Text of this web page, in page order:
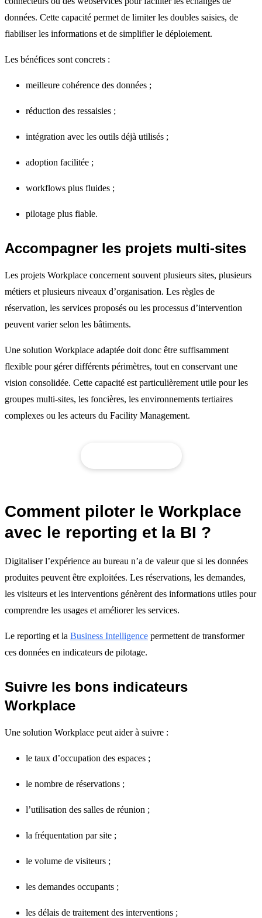
données. Cette capacité permet de limiter les doubles saisies, de
fiabiliser les informations et de simplifier le déploiement.
Les bénéfices sont concrets :
meilleure cohérence des données ;
réduction des ressaisies ;
intégration avec les outils déjà utilisés ;
adoption facilitée ;
workflows plus fluides ;
pilotage plus fiable.
Accompagner les projets multi-sites
Les projets Workplace concernent souvent plusieurs sites, plusieurs
métiers et plusieurs niveaux d’organisation. Les règles de
réservation, les services proposés ou les processus d’intervention
peuvent varier selon les bâtiments.
Une solution Workplace adaptée doit donc être suffisamment
flexible pour gérer différents périmètres, tout en conservant une
vision consolidée. Cette capacité est particulièrement utile pour les
groupes multi-sites, les foncières, les environnements tertiaires
complexes ou les acteurs du Facility Management.
Comment piloter le Workplace
avec le reporting et la BI ?
Digitaliser l’expérience au bureau n’a de valeur que si les données
produites peuvent être exploitées. Les réservations, les demandes,
les visiteurs et les interventions génèrent des informations utiles pour
comprendre les usages et améliorer les services.
Le reporting et la Business Intelligence permettent de transformer
ces données en indicateurs de pilotage.
Suivre les bons indicateurs
Workplace
Une solution Workplace peut aider à suivre :
le taux d’occupation des espaces ;
le nombre de réservations ;
l’utilisation des salles de réunion ;
la fréquentation par site ;
le volume de visiteurs ;
les demandes occupants ;
les délais de traitement des interventions ;